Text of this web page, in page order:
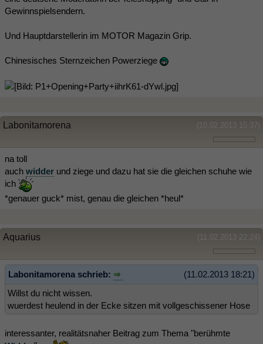
Gewinnspielsendern.
Und Hauptdarstellerin im MOTOR Magazin Grip.
Chinesisches Sternzeichen Powerziege
(10.02.2013 15:37)
Labonitamorena
na toll
auch widder und ziege und dazu hat sie die gleichen schuhe wie
ich
*genauer guck* mist, genau die gleichen *heul*
(11.02.2013 22:24)
Aquarius
(11.02.2013 18:21)
Labonitamorena schrieb:
Willst du nicht wissen.
wuerdest heulend in der Ecke sitzen mit vollgeschissener Hose
interessanter, realitätsnaher Beitrag zum Thema "berühmte